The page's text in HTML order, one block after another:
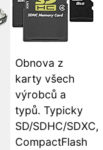
Obnova z
karty všech
výrobců a
typů. Typicky
SD/SDHC/SDXC,
CompactFlash